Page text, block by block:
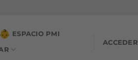
ESPACIO PMI
ACCEDER